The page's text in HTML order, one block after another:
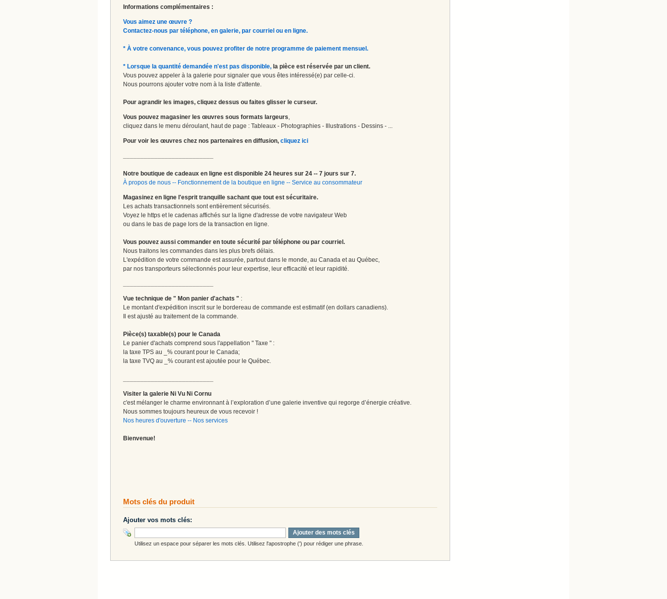
Informations complémentaires :
Vous aimez une œuvre ?
Contactez-nous par téléphone, en galerie, par courriel ou en ligne.
* À votre convenance, vous pouvez profiter de notre programme de paiement mensuel.
* Lorsque la quantité demandée n'est pas disponible, la pièce est réservée par un client.
Vous pouvez appeler à la galerie pour signaler que vous êtes intéressé(e) par celle-ci.
Nous pourrons ajouter votre nom à la liste d'attente.
Pour agrandir les images, cliquez dessus ou faites glisser le curseur.
Vous pouvez magasiner les œuvres sous formats largeurs,
cliquez dans le menu déroulant, haut de page : Tableaux - Photographies - Illustrations - Dessins - ...
Pour voir les œuvres chez nos partenaires en diffusion, cliquez ici
Notre boutique de cadeaux en ligne est disponible 24 heures sur 24 -- 7 jours sur 7.
À propos de nous -- Fonctionnement de la boutique en ligne -- Service au consommateur
Magasinez en ligne l'esprit tranquille sachant que tout est sécuritaire.
Les achats transactionnels sont entièrement sécurisés.
Voyez le https et le cadenas affichés sur la ligne d'adresse de votre navigateur Web
ou dans le bas de page lors de la transaction en ligne.
Vous pouvez aussi commander en toute sécurité par téléphone ou par courriel.
Nous traitons les commandes dans les plus brefs délais.
L'expédition de votre commande est assurée, partout dans le monde, au Canada et au Québec,
par nos transporteurs sélectionnés pour leur expertise, leur efficacité et leur rapidité.
Vue technique de " Mon panier d'achats " :
Le montant d'expédition inscrit sur le bordereau de commande est estimatif (en dollars canadiens).
Il est ajusté au traitement de la commande.
Pièce(s) taxable(s) pour le Canada
Le panier d'achats comprend sous l'appellation " Taxe " :
la taxe TPS au _% courant pour le Canada;
la taxe TVQ au _% courant est ajoutée pour le Québec.
Visiter la galerie Ni Vu Ni Cornu
c'est mélanger le charme environnant à l’exploration d’une galerie inventive qui regorge d’énergie créative.
Nous sommes toujours heureux de vous recevoir !
Nos heures d'ouverture -- Nos services
Bienvenue!
Mots clés du produit
Ajouter vos mots clés:
Ajouter des mots clés
Utilisez un espace pour séparer les mots clés. Utilisez l'apostrophe (') pour rédiger une phrase.